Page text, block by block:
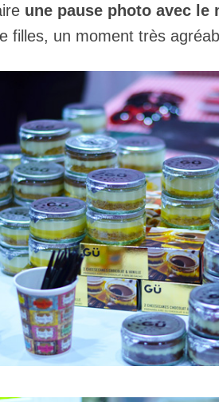
une pause photo avec le
filles, un moment très